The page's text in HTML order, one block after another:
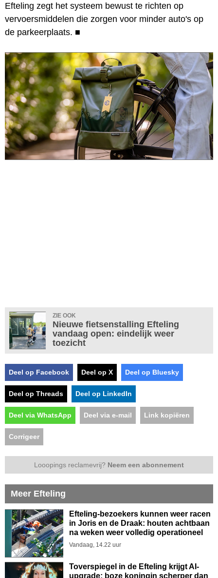
Efteling zegt het systeem bewust te richten op
vervoersmiddelen die zorgen voor minder auto's op
de parkeerplaats. ■
ZIE OOK
Nieuwe fietsenstalling Efteling
vandaag open: eindelijk weer
toezicht
Deel op Facebook Deel op X Deel op Bluesky
Deel op Threads Deel op LinkedIn
Deel via WhatsApp Deel via e-mail Link kopiëren
Corrigeer
Looopings reclamevrij? Neem een abonnement
Meer Efteling
Efteling-bezoekers kunnen weer racen
in Joris en de Draak: houten achtbaan
na weken weer volledig operationeel
Vandaag, 14.22 uur
Toverspiegel in de Efteling krijgt AI-
upgrade: boze koningin scherper dan